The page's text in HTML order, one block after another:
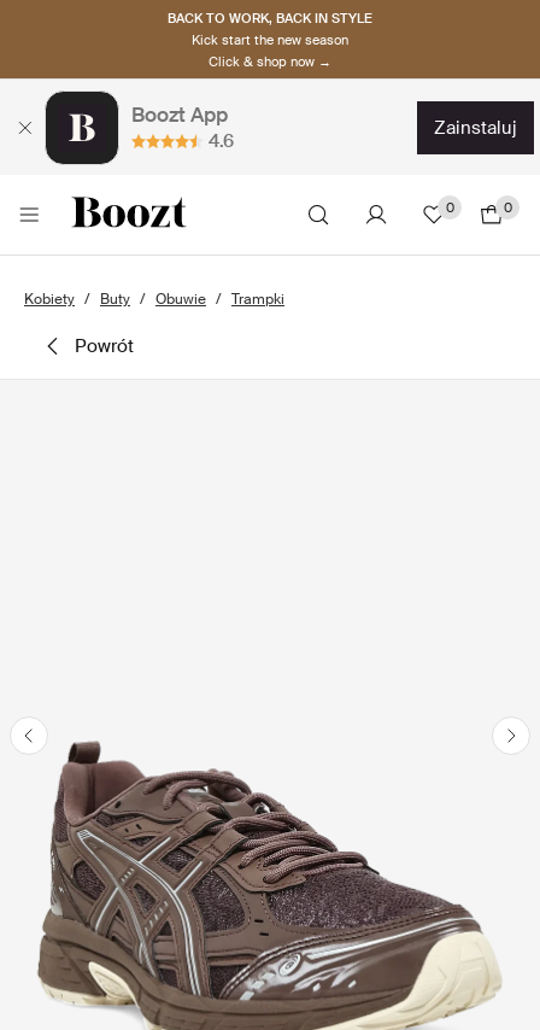
BACK TO WORK, BACK IN STYLE
Kick start the new season
Click & shop now →
Boozt App
4.6
zainstaluj
0 0
Kobiety Buty Obuwie Trampki
powrót